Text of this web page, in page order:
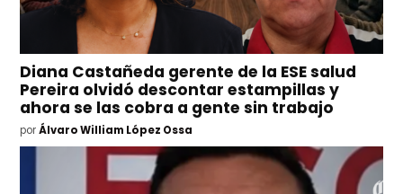
Diana Castañeda gerente de la ESE salud
Pereira olvidó descontar estampillas y
ahora se las cobra a gente sin trabajo
por Álvaro William López Ossa